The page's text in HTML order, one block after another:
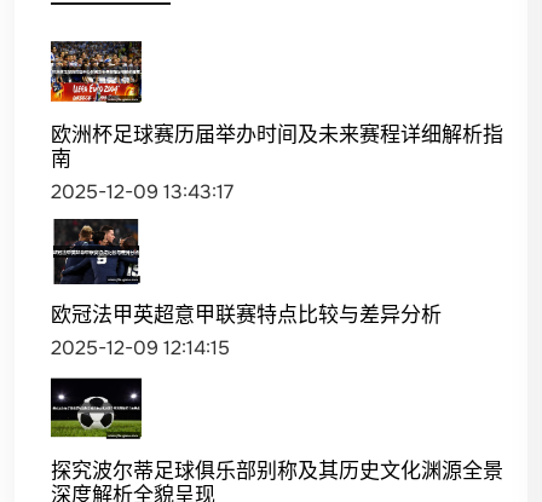
欧洲杯足球赛历届举办时间及未来赛程详细解析指
南
2025-12-09 13:43:17
欧冠法甲英超意甲联赛特点比较与差异分析
2025-12-09 12:14:15
探究波尔蒂足球俱乐部别称及其历史文化渊源全景
深度解析全貌呈现